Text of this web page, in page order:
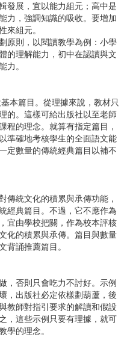
發展，宜以能力組元；高中是
力，強調知識的吸收。要增加
來組元。
則，以閱讀教學為例：小學
的理解能力，初中在認讀與文
力。
篇目。從理據來說，教材只
的。這樣可給出版社以至老師
程的理念。就算有指定篇目，
準確地考核學生的全面語文能
定數量的傳統經典篇目以補不
統文化的積累與承傳功能，
經典篇目。不過，它不應作為
宜由學校把關，作為校本評核
化的積累與承傳。篇目與數量
背誦推薦篇目。
否則只會吃力不討好。示例
，出版社必定依樣劃葫蘆，後
教師對指引要求的解讀和假設
，這些示例只要有理據，就可
學的理念。